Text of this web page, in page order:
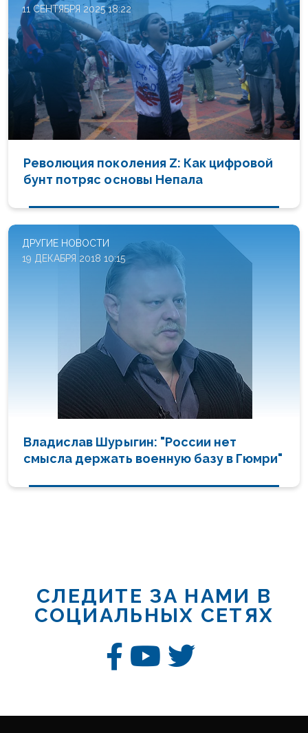
11 СЕНТЯБРЯ 2025 18:22
Революция поколения Z: Как цифровой
бунт потряс основы Непала
ДРУГИЕ НОВОСТИ
19 ДЕКАБРЯ 2018 10:15
Владислав Шурыгин: "России нет
смысла держать военную базу в Гюмри"
СЛЕДИТЕ ЗА НАМИ В
СОЦИАЛЬНЫХ СЕТЯХ